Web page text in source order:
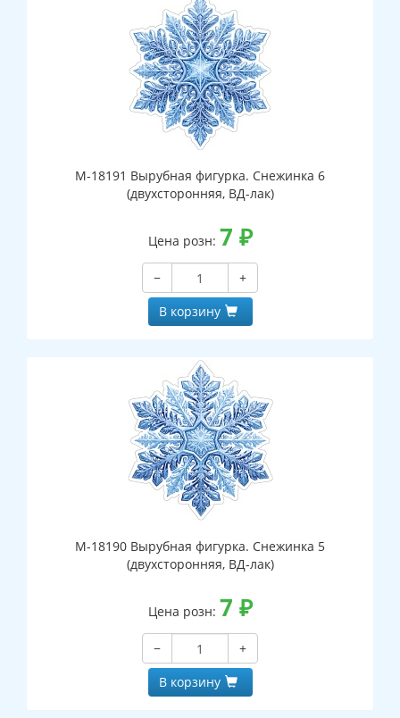
М-18191 Вырубная фигурка. Снежинка 6
(двухсторонняя, ВД-лак)
Цена розн: 7 ₽
−
+
В корзину
М-18190 Вырубная фигурка. Снежинка 5
(двухсторонняя, ВД-лак)
Цена розн: 7 ₽
−
+
В корзину